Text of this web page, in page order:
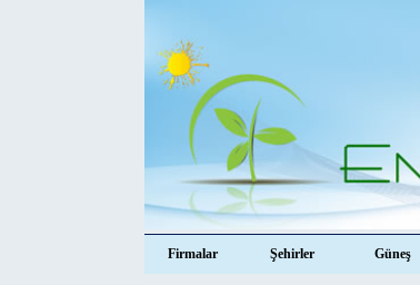
Firmalar Şehirler Güneş